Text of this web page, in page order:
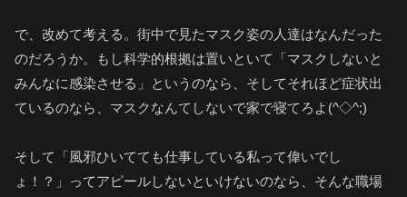
で、改めて考える。街中で見たマスク姿の人達はなんだった
のだろうか。もし科学的根拠は置いといて「マスクしないと
みんなに感染させる」というのなら、そしてそれほど症状出
ているのなら、マスクなんてしないで家で寝てろよ(^◇^;)
そして「風邪ひいてても仕事している私って偉いでし
ょ！？」ってアピールしないといけないのなら、そんな職場